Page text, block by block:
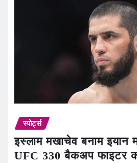
स्पोर्ट्स
इस्लाम मखाचेव बनाम इयान
UFC 330 बैकअप फाइटर